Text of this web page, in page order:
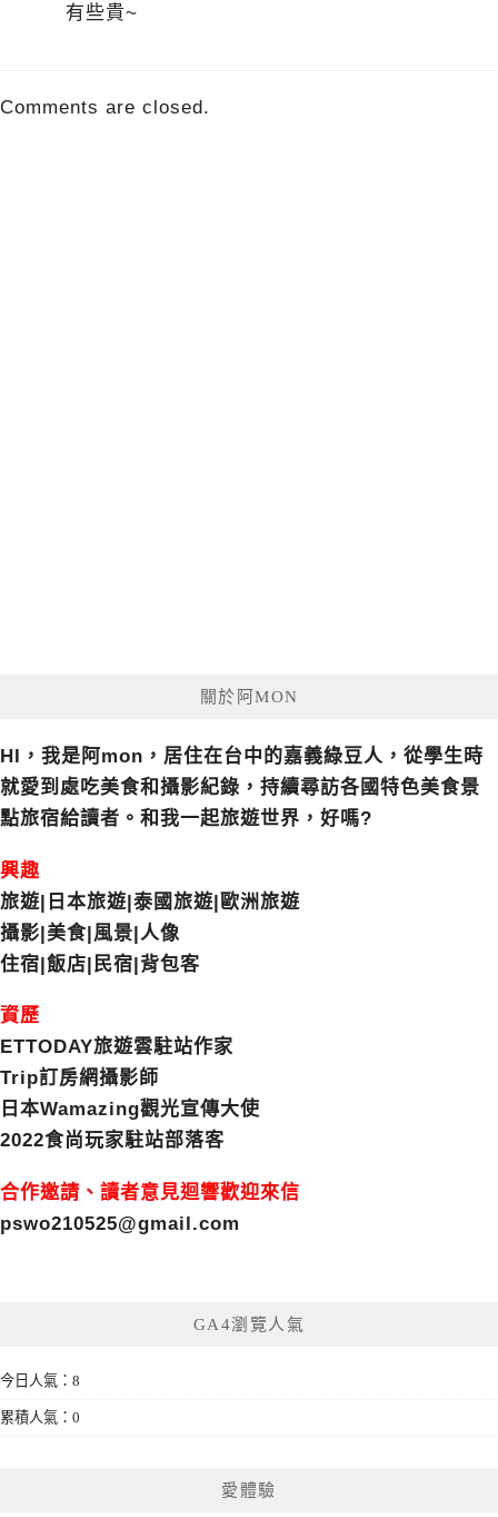
有些貴~
Comments are closed.
關於阿MON
HI，我是阿mon，居住在台中的嘉義綠豆人，從學生時
就愛到處吃美食和攝影紀錄，持續尋訪各國特色美食景
點旅宿給讀者。和我一起旅遊世界，好嗎?
興趣
旅遊|日本旅遊|泰國旅遊|歐洲旅遊
攝影|美食|風景|人像
住宿|飯店|民宿|背包客
資歷
ETTODAY旅遊雲駐站作家
Trip訂房網攝影師
日本Wamazing觀光宣傳大使
2022食尚玩家駐站部落客
合作邀請、讀者意見迴響歡迎來信
pswo210525@gmail.com
GA4瀏覽人氣
今日人氣：8
累積人氣：0
愛體驗